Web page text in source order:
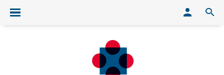
Ouvrir/fermer le menu